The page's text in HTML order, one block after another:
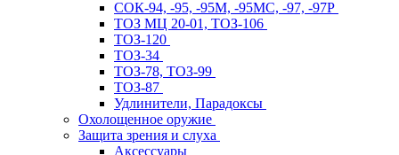
СОК-94, -95, -95М, -95МС, -97, -97Р
ТОЗ МЦ 20-01, ТОЗ-106
ТОЗ-120
ТОЗ-34
ТОЗ-78, ТОЗ-99
ТОЗ-87
Удлинители, Парадоксы
Охолощенное оружие
Защита зрения и слуха
Аксессуары